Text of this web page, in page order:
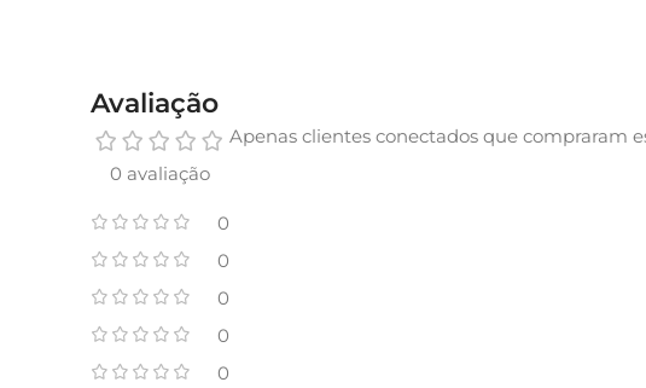
Avaliação
0 avaliação
0
0
0
0
0
Apenas clientes conectados que compraram